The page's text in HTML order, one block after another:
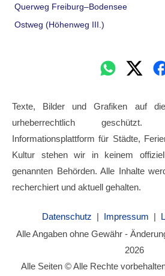
Querweg Freiburg–Bodensee
Ostweg (Höhenweg III.)
Texte, Bilder und Grafiken auf
urheberrechtlich
Informationsplattform für Städte,
Kultur stehen wir in keinem
genannten Behörden. Alle Inhalte
recherchiert und aktuell gehalten.
Datenschutz | Impressum |
Alle Angaben ohne Gewähr -
2026
Alle Seiten © Alle Rechte